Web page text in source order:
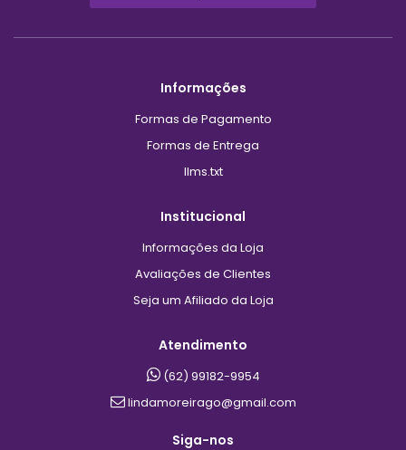
Informações
Formas de Pagamento
Formas de Entrega
llms.txt
Institucional
Informações da Loja
Avaliações de Clientes
Seja um Afiliado da Loja
Atendimento
(62) 99182-9954
lindamoreirago@gmail.com
Siga-nos